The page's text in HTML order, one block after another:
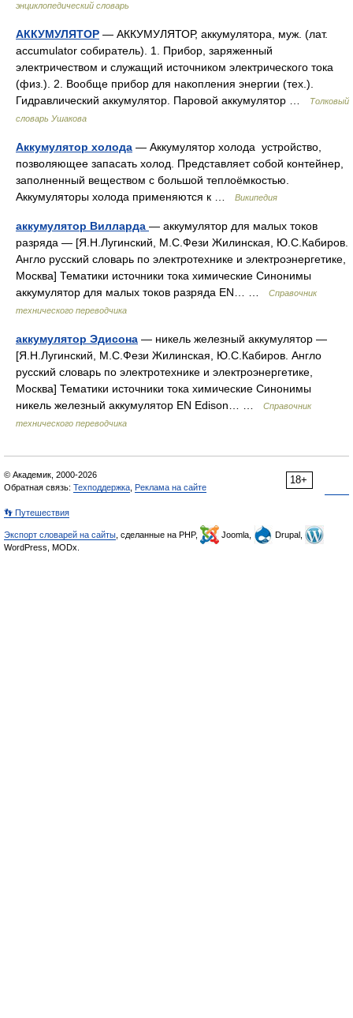
энциклопедический словарь
АККУМУЛЯТОР — АККУМУЛЯТОР, аккумулятора, муж. (лат.
accumulator собиратель). 1. Прибор, заряженный
электричеством и служащий источником электрического тока
(физ.). 2. Вообще прибор для накопления энергии (тех.).
Гидравлический аккумулятор. Паровой аккумулятор …
Толковый
словарь Ушакова
Аккумулятор холода — Аккумулятор холода устройство,
позволяющее запасать холод. Представляет собой контейнер,
заполненный веществом с большой теплоёмкостью.
Аккумуляторы холода применяются к …
Википедия
аккумулятор Вилларда — аккумулятор для малых токов
разряда — [Я.Н.Лугинский, М.С.Фези Жилинская, Ю.С.Кабиров.
Англо русский словарь по электротехнике и электроэнергетике,
Москва] Тематики источники тока химические Синонимы
аккумулятор для малых токов разряда EN… …
Справочник
технического переводчика
аккумулятор Эдисона — никель железный аккумулятор —
[Я.Н.Лугинский, М.С.Фези Жилинская, Ю.С.Кабиров. Англо
русский словарь по электротехнике и электроэнергетике,
Москва] Тематики источники тока химические Синонимы
никель железный аккумулятор EN Edison… …
Справочник
технического переводчика
18+
© Академик, 2000-2026
Обратная связь: Техподдержка Реклама на сайте
👣 Путешествия
Экспорт словарей на сайты , сделанные на PHP, Joomla,
Drupal,
WordPress, MODx.